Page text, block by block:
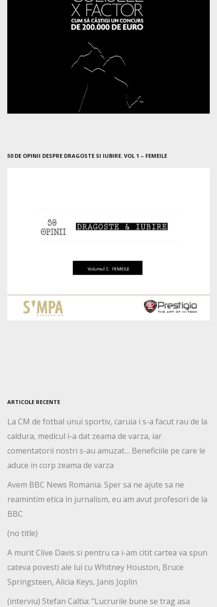
50 DE OPINII DESPRE DRAGOSTE SI IUBIRE. VOL 1 – FEMEILE
ARTICOLE RECENTE
La CM de fotbal unui sportiv, caruia i s-a facut rau de la
caldura, medicul i-a dat zeama de varza, iar
comentatorii nostri s-au amuzat… Beneficiile pe care le
aduce in corp zeama de varza
Avem BBC News Romania. Sper sa ne ajute sa ne
reamintim etica in jurnalism, eu am avut profesori de la
BBC
(no title)
A murit Clive Davis si pentru ca i-am citit cartea va spun
cateva povesti ale lui cu Whitney Houston, Bruce
Springsteen, Alicia Keys, Janis Joplin
(interviu) Stefan Caltia: “Lucrurile bune se trag asa